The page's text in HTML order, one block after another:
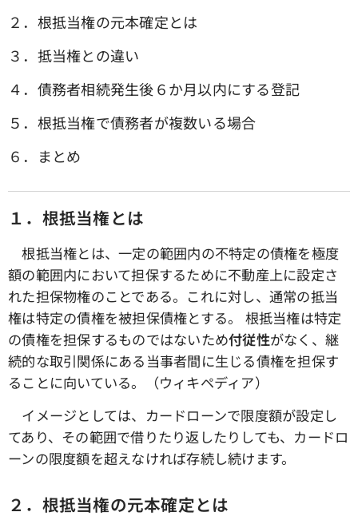
２．根抵当権の元本確定とは
３．抵当権との違い
４．債務者相続発生後６か月以内にする登記
５．根抵当権で債務者が複数いる場合
６．まとめ
１．根抵当権とは
根抵当権とは、一定の範囲内の不特定の債権を極度
額の範囲内において担保するために不動産上に設定さ
れた担保物権のことである。これに対し、通常の抵当
権は特定の債権を被担保債権とする。 根抵当権は特定
の債権を担保するものではないため付従性がなく、継
続的な取引関係にある当事者間に生じる債権を担保す
ることに向いている。（ウィキペディア）
イメージとしては、カードローンで限度額が設定し
てあり、その範囲で借りたり返したりしても、カードロ
ーンの限度額を超えなければ存続し続けます。
２．根抵当権の元本確定とは